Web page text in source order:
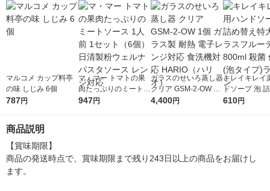
マルコメ カップ料亭
の味 しじみ 6個
787円
マ・マー トマトの果
肉たっぷりのミートソ
ース 1人前 1セット
947円
ガラスのせいろ蒸し器
クリア GSM-2-OW 1
個 ガラス製 耐熱 電子
4,400円
キレイキレイ
ドソープ 泡
特大 シトラス
610円
商品説明
【賞味期限】
商品の発送時点で、賞味期限まで残り243日以上の商品をお届けし
ます。